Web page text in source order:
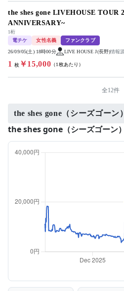
the shes gone LIVEHOUSE TOUR
ANNIVERSARY~
1桁
電チケ
女性名義 ファンクラブ
26/09/05(土) 18時00分 LIVE HOUSE J(長野)情報
1 枚￥15,000 （1枚あたり）
全12件
the shes gone（シーズゴーン
the shes gone（シーズゴーン